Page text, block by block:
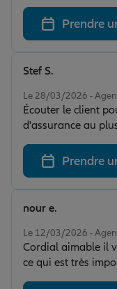
tous mes besoins.
assurance auto
d’assurance à
nouveau
rapidement. Je
Prendre
Le 28/03/2026 -
Écouter le client
d'assurance au
pour ALLIANZ,
Longuepee c'est
écoute, au
Stef S.
Prendre
Le 12/03/2026 -
Cordial aimable il
ce qui est très
nour e.